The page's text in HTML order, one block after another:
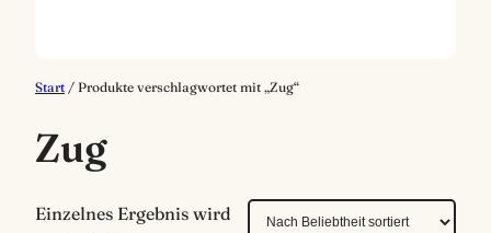
Start / Produkte verschlagwortet mit „Zug“
Zug
Einzelnes Ergebnis wird